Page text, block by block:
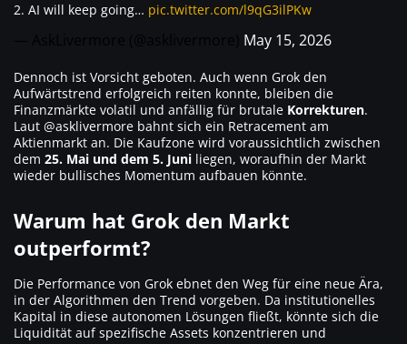
2. AI will keep going… pic.twitter.com/l9qG3ilPKw
May 15, 2026
Dennoch ist Vorsicht geboten. Auch wenn Grok den
Aufwärtstrend erfolgreich reiten konnte, bleiben die
Finanzmärkte volatil und anfällig für brutale Korrekturen.
Laut @asklivermore bahnt sich ein Retracement am
Aktienmarkt an. Die Kaufzone wird voraussichtlich zwischen
dem 25. Mai und dem 5. Juni liegen, woraufhin der Markt
wieder bullisches Momentum aufbauen könnte.
Warum hat Grok den Markt
outperformt?
Die Performance von Grok ebnet den Weg für eine neue Ära,
in der Algorithmen den Trend vorgeben. Da institutionelles
Kapital in diese autonomen Lösungen fließt, könnte sich die
Liquidität auf spezifische Assets konzentrieren und